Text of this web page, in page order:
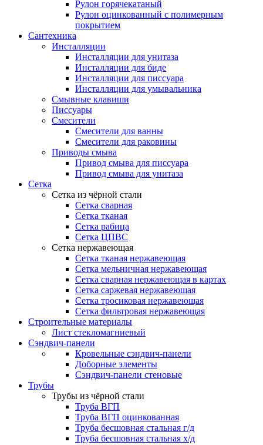
Рулон горячекатаный
Рулон оцинкованный с полимерным
покрытием
Сантехника
Инсталляции
Инсталляции для унитаза
Инсталляции для биде
Инсталляции для писсуара
Инсталляции для умывальника
Смывные клавиши
Писсуары
Смесители
Смесители для ванны
Смесители для раковины
Приводы смыва
Привод смыва для писсуара
Привод смыва для унитаза
Сетка
Сетка из чёрной стали
Сетка сварная
Сетка тканая
Сетка рабица
Сетка ЦПВС
Сетка нержавеющая
Сетка тканая нержавеющая
Сетка мельничная нержавеющая
Сетка сварная нержавеющая в картах
Сетка саржевая нержавеющая
Сетка тросиковая нержавеющая
Сетка фильтровая нержавеющая
Строительные материалы
Лист стекломагниевый
Сэндвич-панели
Кровельные сэндвич-панели
Доборные элементы
Сэндвич-панели стеновые
Трубы
Трубы из чёрной стали
Труба ВГП
Труба ВГП оцинкованная
Труба бесшовная стальная г/д
Труба бесшовная стальная х/д